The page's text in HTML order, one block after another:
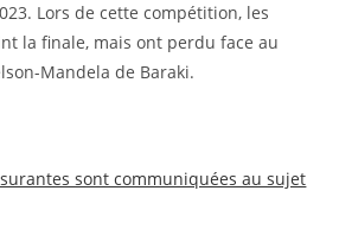
Lors de cette compétition, les
la finale, mais ont perdu face au
Mandela de Baraki.
sont communiquées au sujet